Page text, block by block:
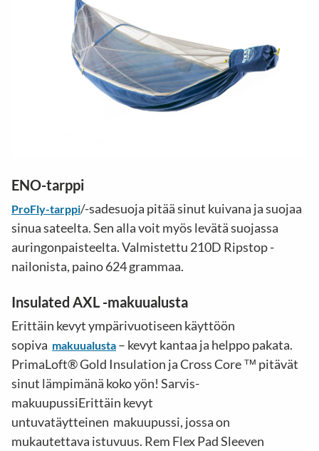
ENO-tarppi
ProFly-tarppi/-sadesuoja pitää sinut kuivana ja suojaa
sinua sateelta. Sen alla voit myös levätä suojassa
auringonpaisteelta. Valmistettu 210D Ripstop -
nailonista, paino 624 grammaa.
Insulated AXL -makuualusta
Erittäin kevyt ympärivuotiseen käyttöön
sopiva makuualusta – kevyt kantaa ja helppo pakata.
PrimaLoft® Gold Insulation ja Cross Core ™ pitävät
sinut lämpimänä koko yön! Sarvis-
makuupussiErittäin kevyt
untuvatäytteinen makuupussi, jossa on
mukautettava istuvuus. Rem Flex Pad Sleeven